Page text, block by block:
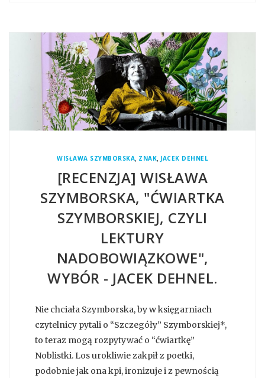
WISŁAWA SZYMBORSKA, ZNAK, JACEK DEHNEL
[RECENZJA] WISŁAWA
SZYMBORSKA, "ĆWIARTKA
SZYMBORSKIEJ, CZYLI
LEKTURY
NADOBOWIĄZKOWE",
WYBÓR - JACEK DEHNEL.
Nie chciała Szymborska, by w księgarniach
czytelnicy pytali o “Szczegóły” Szymborskiej*,
to teraz mogą rozpytywać o “ćwiartkę”
Noblistki. Los urokliwie zakpił z poetki,
podobnie jak ona kpi, ironizuje i z pewnością